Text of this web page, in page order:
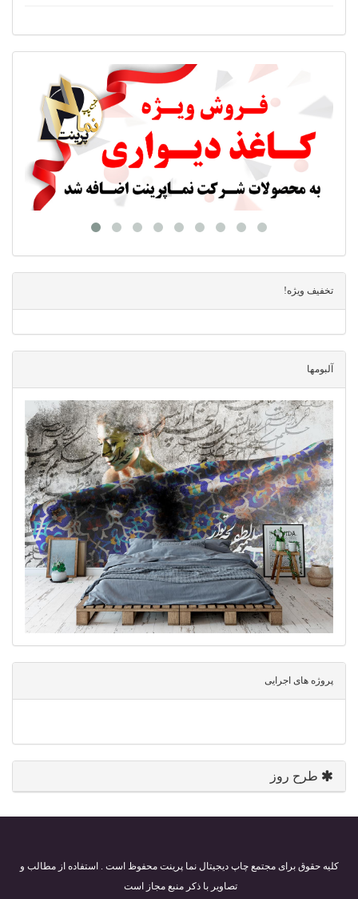
تخفیف ویژه!
آلبومها
پروژه های اجرایی
طرح روز
کلیه حقوق برای مجتمع چاپ دیجیتال نما پرینت محفوظ است . استفاده از مطالب و
تصاویر با ذکر منبع مجاز است